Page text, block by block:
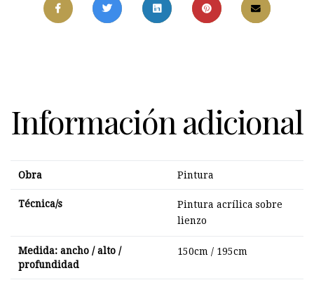
Información adicional
Obra Pintura
Técnica/s
Pintura acrílica sobre
lienzo
Medida: ancho / alto /
profundidad
150cm / 195cm